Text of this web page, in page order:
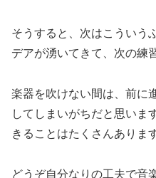
そうすると、次はこういう
デアが湧いてきて、次の練
楽器を吹けない間は、前に
してしまいがちだと思いま
きることはたくさんありま
どうぞ自分なりの工夫で音